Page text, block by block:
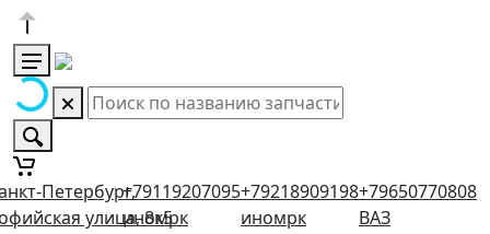
Петербург,
улица, 8к5
+79119207095
иномрк
+79218909198
иномрк
+79650770808
ВАЗ